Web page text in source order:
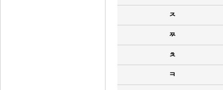
ㅈ
ㅉ
ㅊ
ㅋ